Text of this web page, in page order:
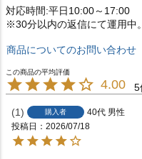
対応時間:平日10:00～17:00
※30分以内の返信にて運用中。
商品についてのお問い合わせ
4.00 5
1 購入者 40代 男性
投稿日
2026/07/18